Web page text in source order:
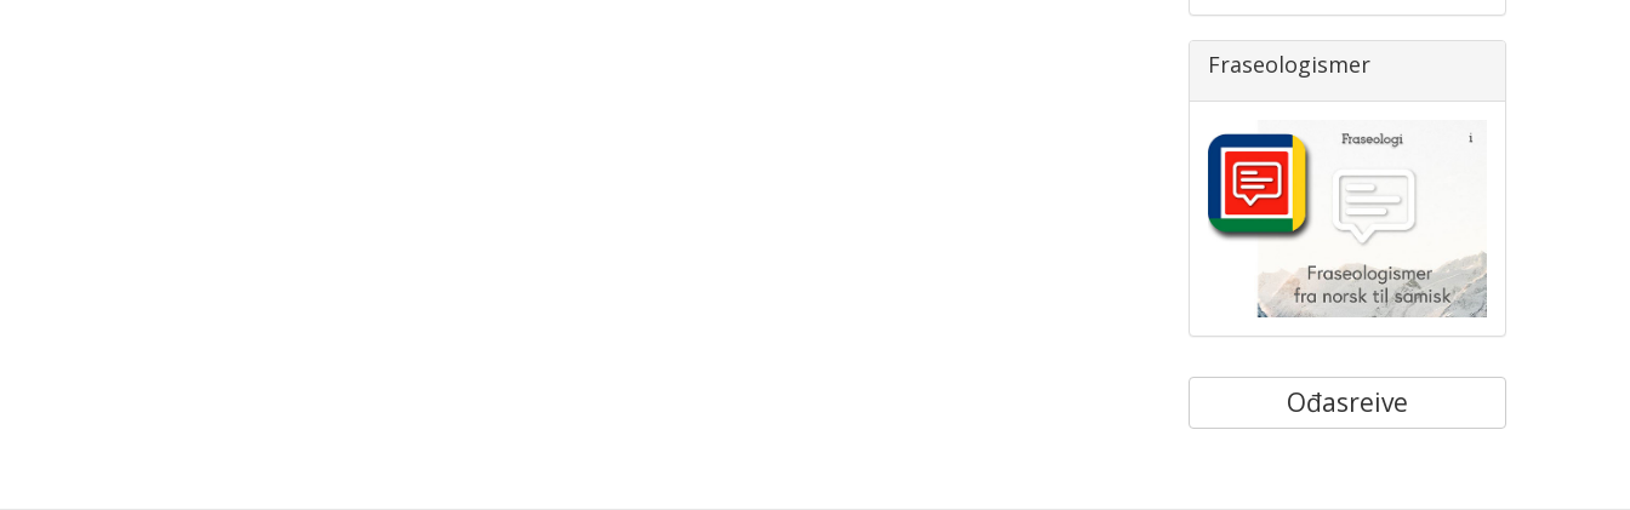
Fraseologismer
Ođasreive